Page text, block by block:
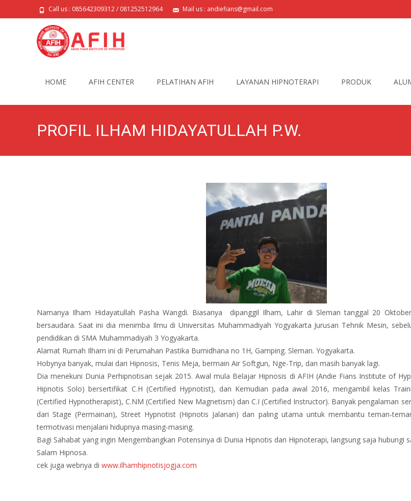
Call us : 085642309312 / 081252512964 Mail us : andiefians@gmail.com
HOME AFIH CENTER PELATIHAN AFIH LAYANAN HIPNOTERAPI PRODUK
PROFIL ILHAM HIDAYATULLAH P.W.
Namanya Ilham Hidayatullah Pasha Wangdi. Biasanya dipanggil Ilham, Lahir di Sleman tanggal 20
bersaudara. Saat ini dia menimba Ilmu di Universitas Muhammadiyah Yogyakarta Jurusan Tehnik Mesin,
pendidikan di SMA Muhammadiyah 3 Yogyakarta.
Alamat Rumah Ilham ini di Perumahan Pastika Bumidhana no 1H, Gamping. Sleman. Yogyakarta.
Hobynya banyak, mulai dari Hipnosis, Tenis Meja, bermain Air Softgun, Nge-Trip, dan masih banyak lagi.
Dia menekuni Dunia Perhipnotisan sejak 2015. Awal mula Belajar Hipnosis di AFIH (Andie Fians Institute of
Hipnotis Solo) bersertifikat C.H (Certified Hypnotist), dan Kemudian pada awal 2016, mengambil kelas
(Certified Hypnotherapist), C.NM (Certified New Magnetism) dan C.I (Certified Instructor). Banyak pengalaman
dari Stage (Permainan), Street Hypnotist (Hipnotis Jalanan) dan paling utama untuk membantu teman-
termotivasi menjalani hidupnya masing-masing.
Bagi Sahabat yang ingin Mengembangkan Potensinya di Dunia Hipnotis dan Hipnoterapi, langsung saja hubungi
Salam Hipnosa.
cek juga webnya di www.ilhamhipnotisjogja.com